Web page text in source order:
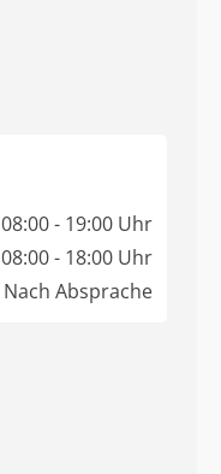
08:00 - 19:00 Uhr
08:00 - 18:00 Uhr
Nach Absprache